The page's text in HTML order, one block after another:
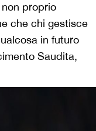
proprio
che chi gestisce
in futuro
Saudita,